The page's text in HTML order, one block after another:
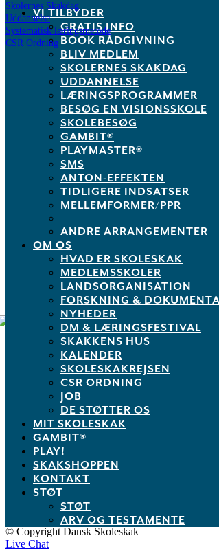
VI TILBYDER
GRATIS INFO
BOOK RÅDGIVNING
BLIV MEDLEM
SKOLERNES SKAKDAG
UDDANNELSE
LÆRINGSPROGRAMMER
BESØG EN VISIONSSKOLE
SKOLEBESØG
GAMBIT®
PLAYMASTER®
SMS
ANTON-EFFEKTEN
TIDLIGERE INDSATSER
MELLEMFORMER/PPR
ANDRE ARRANGEMENTER
OM OS
HVAD ER SKOLESKAK
MEDLEMSSKOLER
LANDSORGANISATION
FORSKNING &
NYHEDER
DM & LÆRINGSFESTIVAL
SKAKKENS HUS
KALENDER
SKOLESKAKREJSEN
CSR ORDNING
JOB
DE STØTTER OS
MIT SKOLESKAK
GAMBIT®
PLAY!
SKAKSHOPPEN
KONTAKT
STØT
STØT
ARV OG TESTAMENTE
Skolernes Skakdag
Uddannelse
Systematisk læringsmetode
CSR Ordning
Skakshoppen.dk
Mit.skoleskak.dk
Skakskolen.dk
Privatlivspolitik
Dansk Skoleskak
Sølvgade 15
1307 København K
info@skoleskak.dk
+45 3049 0580
CVR.: 76843716
Konto: 0400 1081718471
Nyhedsbrev
© Copyright Dansk Skoleskak
Live Chat